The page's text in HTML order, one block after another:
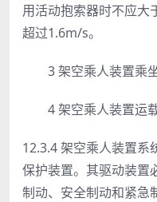
用活动抱索器时不应大
超过1.6m/s。
3 架空乘人装置乘
4 架空乘人装置运
12.3.4 架空乘人装置系
保护装置。其驱动装置
制动、安全制动和紧急